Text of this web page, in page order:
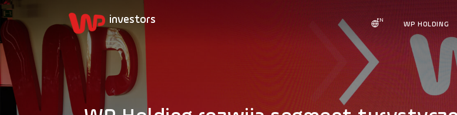
WP HOLDING
EN